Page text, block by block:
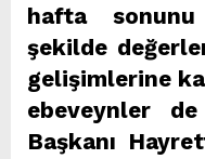
hafta
şekilde
gelişimlerine
ebeveynler
Başkanı